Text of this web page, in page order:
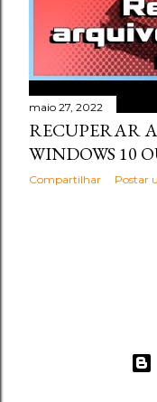
maio 27, 2022
RECUPERAR
WINDOWS 10
Compartilhar Postar